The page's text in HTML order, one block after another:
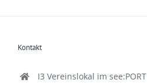
Kontakt
I3 Vereinslokal im see:PORT